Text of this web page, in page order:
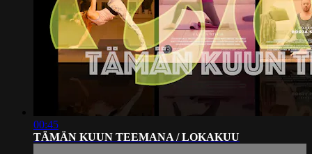
00:45
TÄMÄN KUUN TEEMANA / LOKAKUU